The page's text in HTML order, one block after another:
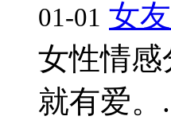
01-01 女
女性情感
就有爱。